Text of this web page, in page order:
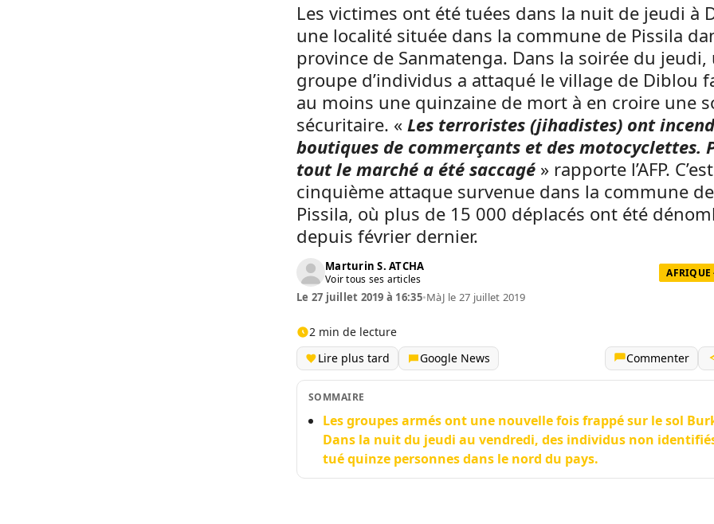
Les victimes ont été tuées dans la nuit de jeudi à
une localité située dans la commune de Pissila
province de Sanmatenga. Dans la soirée du jeudi,
groupe d’individus a attaqué le village de Diblou
au moins une quinzaine de mort à en croire une
sécuritaire. « Les terroristes (jihadistes) ont
boutiques de commerçants et des motocyclettes.
tout le marché a été saccagé » rapporte l’AFP.
cinquième attaque survenue dans la commune de
Pissila, où plus de 15 000 déplacés ont été
depuis février dernier.
Marturin S. ATCHA
Voir tous ses articles AFRIQUE
Le 27 juillet 2019 à 16:35•MàJ le 27 juillet 2019
2 min de lecture
Lire plus tard
Google News Commenter
SOMMAIRE
Les groupes armés ont une nouvelle fois frappé sur le sol
Dans la nuit du jeudi au vendredi, des individus non
tué quinze personnes dans le nord du pays.